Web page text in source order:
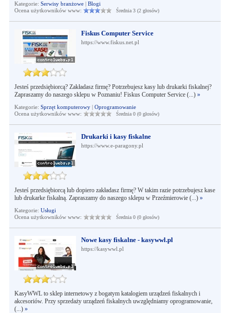
Kategorie: Serwisy branżowe| Blogi
Ocena użytkowników www:
Średnia 3 (2 głosów)
Fiskus Computer Service
https://www.fiskus.net.pl
Jesteś przedsiębiorcą? Zakładasz firmę? Potrzebujesz kasy lub drukarki fiskalnej?
Zapraszamy do naszego sklepu w Poznaniu! Fiskus Computer Service (...) »
Kategorie: Sprzęt komputerowy| Oprogramowanie
Ocena użytkowników www:
Średnia 0 (0 głosów)
Drukarki i kasy fiskalne
https://www.e-paragony.pl
Jesteś przedsiębiorcą lub dopiero zakładasz firmę? W takim razie potrzebujesz kase
lub drukarke fiskalną. Zapraszamy do naszego sklepu w Przeźmierowie (...) »
Kategorie: Usługi
Ocena użytkowników www:
Średnia 0 (0 głosów)
Nowe kasy fiskalne - kasywwl.pl
https://kasywwl.pl
KasyWWL to sklep internetowy z bogatym katalogiem urządzeń fiskalnych i
akcesoriów. Przy sprzedaży urządzeń fiskalnych uwzględniamy oprogramowanie,
(...) »